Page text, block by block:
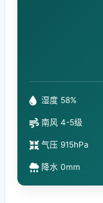
湿度 58%
南风 4-5级
气压 915hPa
降水 0mm